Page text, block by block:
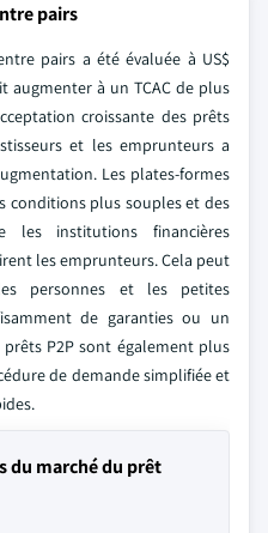
pairs
pairs a été évaluée à US$
augmenter à un TCAC de plus
croissante des prêts
et les emprunteurs a
Les plates-formes
conditions plus souples et des
institutions financières
les emprunteurs. Cela peut
personnes et les petites
de garanties ou un
P2P sont également plus
de demande simplifiée et
du marché du prêt